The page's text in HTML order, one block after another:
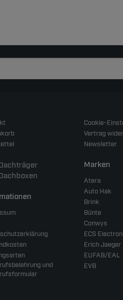
und
Cookie-
Vertrag
Newsletter
Marken
Atera
Auto Hak
Brink
Bünte
Conwys
ECS
Erich Jaeger
EUFAB/EAL
EVB